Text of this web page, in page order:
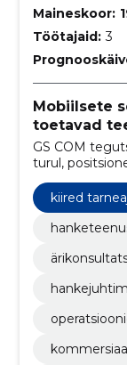
Maineskoor:
Töötajaid: 3
Mobiilsete
toetavad
GS COM
turul,
brändide
kiired